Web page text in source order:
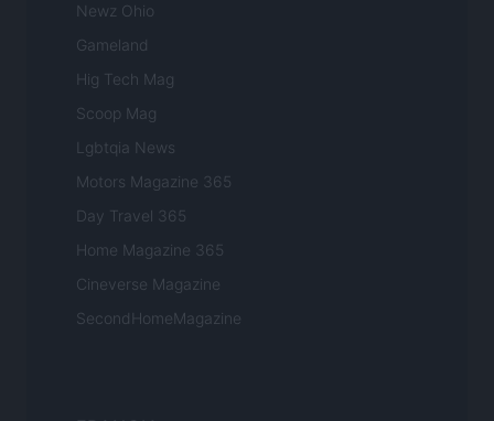
Newz Ohio
Gameland
Hig Tech Mag
Scoop Mag
Lgbtqia News
Motors Magazine 365
Day Travel 365
Home Magazine 365
Cineverse Magazine
SecondHomeMagazine